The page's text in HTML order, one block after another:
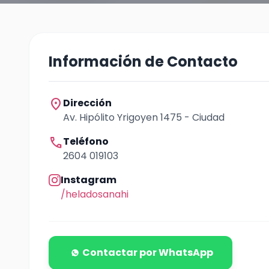
Información de Contacto
location_on Dirección
Av. Hipólito Yrigoyen 1475 - Ciudad
callTeléfono
2604 019103
Instagram
/heladosanahi
Contactar por WhatsApp